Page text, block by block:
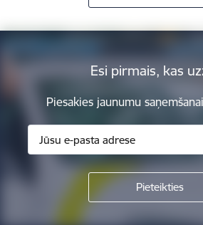
Esi pirmais, kas
Piesakies jaunumu